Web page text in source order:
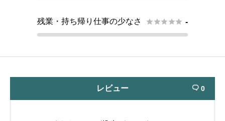
残業・持ち帰り仕事の少なさ  -
レビュー  0